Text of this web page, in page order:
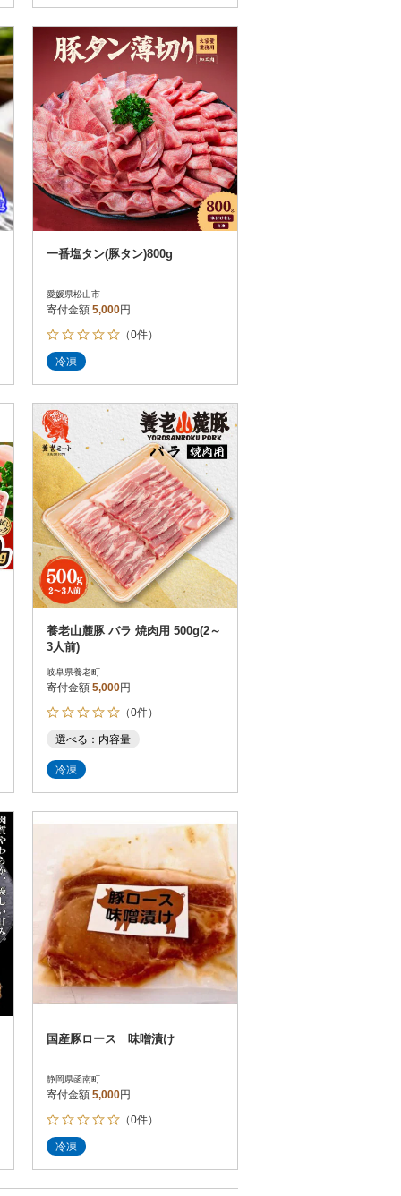
一番塩タン(豚タン)800g
愛媛県松山市
寄付金額 5,000円
（0件）
冷凍
養老山麓豚 バラ 焼肉用 500g(2～
3人前)
岐阜県養老町
寄付金額 5,000円
（0件）
選べる：内容量
冷凍
国産豚ロース 味噌漬け
静岡県函南町
寄付金額 5,000円
（0件）
冷凍